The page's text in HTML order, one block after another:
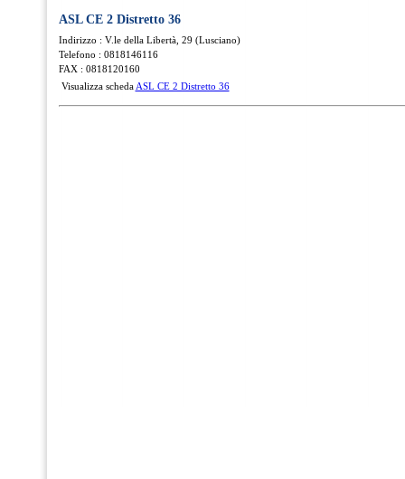
ASL CE 2 Distretto 36
Indirizzo : V.le della Libertà, 29 (Lusciano)
Telefono : 0818146116
FAX : 0818120160
Visualizza scheda ASL CE 2 Distretto 36